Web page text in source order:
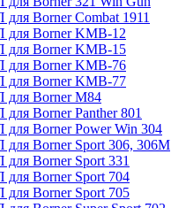
Borner Combat 1911
для Borner KMB-12
для Borner KMB-15
для Borner KMB-76
для Borner KMB-77
для Borner M84
Borner Panther 801
для Borner Power Win 304
для Borner Sport 306, 306M
Borner Sport 331
для Borner Sport 704
для Borner Sport 705